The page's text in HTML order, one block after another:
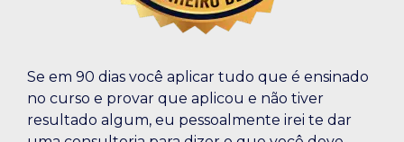
Se em 90 dias você aplicar tudo que é ensinado
no curso e provar que aplicou e não tiver
resultado algum, eu pessoalmente irei te dar